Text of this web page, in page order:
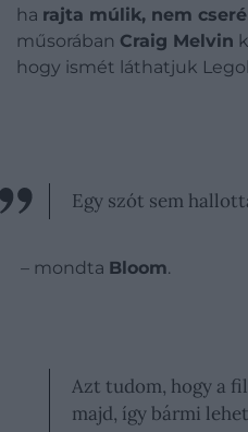
ha rajta múlik, nem
műsorában Craig Melvin
hogy ismét láthatjuk
Egy szót sem
– mondta Bloom.
Azt tudom, hogy a
majd, így bármi